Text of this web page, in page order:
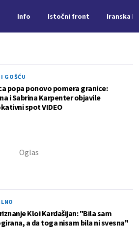
Info Istočni front Iranska
GOŠĆU
popa ponovo pomera granice:
i Sabrina Karpenter objavile
spot VIDEO
Kloi Kardašijan: "Bila sam
a da toga nisam bila ni svesna"